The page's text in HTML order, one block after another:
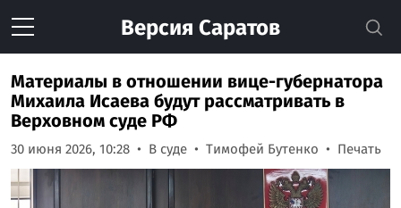
Версия Саратов
Материалы в отношении вице-губернатора
Михаила Исаева будут рассматривать в
Верховном суде РФ
30 июня 2026, 10:28 В суде Тимофей Бутенко Печать